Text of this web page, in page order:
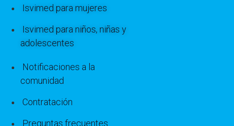
Isvimed para mujeres
Isvimed para niños, niñas y
adolescentes
Notificaciones a la
comunidad
Contratación
Preguntas frecuentes